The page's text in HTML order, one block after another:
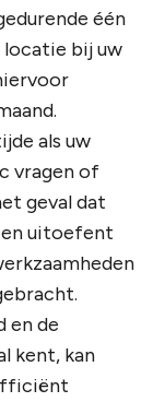
één
locatie bij uw
als uw
vragen of
geval dat
uitoefent
en de
kent, kan